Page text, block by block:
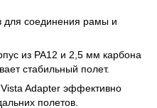
для соединения рамы и
из PA12 и 2,5 мм карбона
стабильный полет.
Adapter эффективно
полетов.